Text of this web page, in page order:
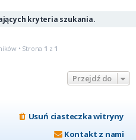
kryteria szukania.
• Strona 1 z 1
Przejdź do
Usuń ciasteczka witryny
Kontakt z nami